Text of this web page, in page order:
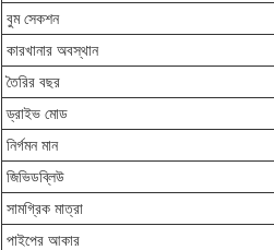
বুম সেকশন
কারখানার অবস্থান
তৈরির বছর
ড্রাইভ মোড
নির্গমন মান
জিভিডব্লিউ
সামগ্রিক মাত্রা
পাইপের আকার